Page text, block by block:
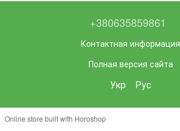
+380635859861
Контактная информация
Полная версия сайта
Укр Рус
Online store built with Horoshop